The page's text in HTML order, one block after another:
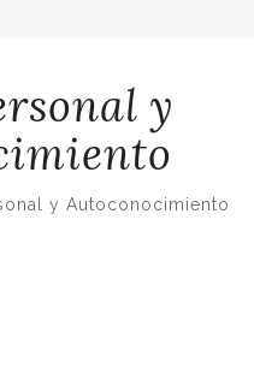
y
y Autoconocimiento